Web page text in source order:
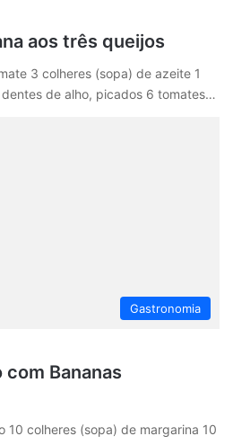
aos três queijos
3 colheres (sopa) de azeite 1
de alho, picados 6 tomates…
Gastronomia
com Bananas
10 colheres (sopa) de margarina 10